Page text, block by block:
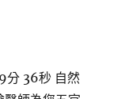
分 36秒 自然